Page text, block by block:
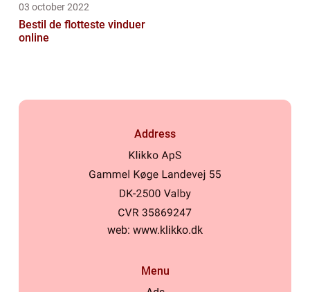
03 october 2022
Bestil de flotteste vinduer
online
Address
web: www.klikko.dk
Menu